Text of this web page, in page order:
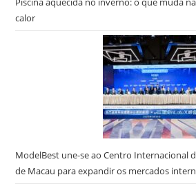
calor
ModelBest une-se ao Centro Internacional
de Macau para expandir os mercados